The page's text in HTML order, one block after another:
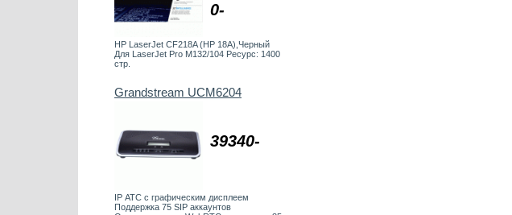
0-
HP LaserJet CF218A (HP 18A),Черный
Для LaserJet Pro M132/104 Ресурс: 1400
стр.
39340-
Grandstream UCM6204
IP АТС с графическим дисплеем
Поддержка 75 SIP аккаунтов